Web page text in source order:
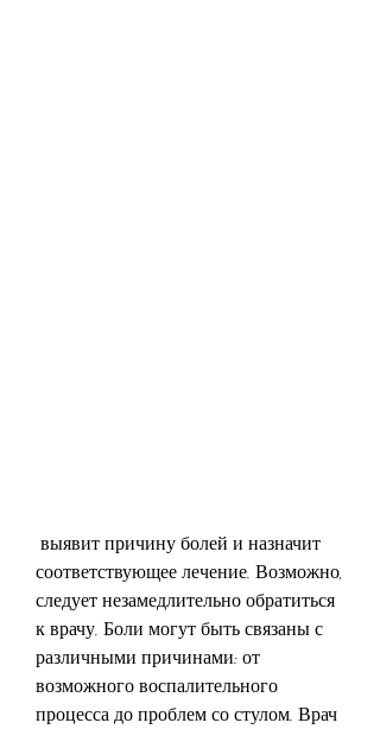
соответствующее лечение. Возможно,
следует незамедлительно обратиться
к врачу. Боли могут быть связаны с
различными причинами: от
возможного воспалительного
процесса до проблем со стулом. Врач